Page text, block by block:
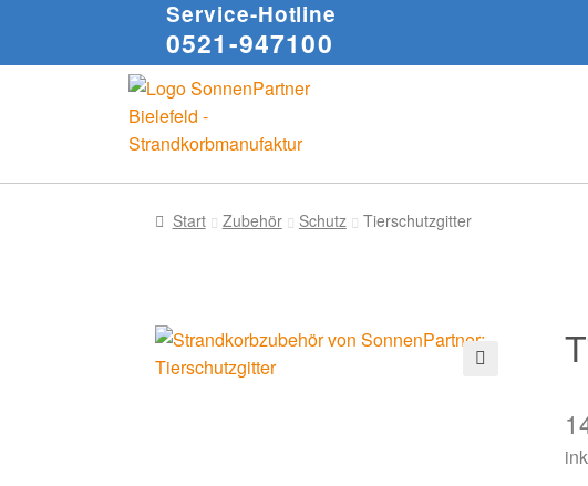
Service-Hotline
0521-947100
Start Zubehör Schutz Tierschutzgitter